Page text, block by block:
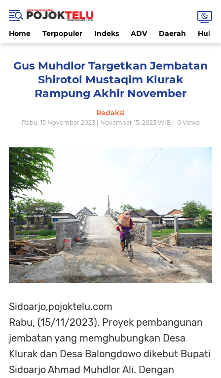
Home Terpopuler Indeks ADV Daerah
Gus Muhdlor Targetkan Jembatan
Shirotol Mustaqim Klurak
Rampung Akhir November
Redaksi
Rabu, 15 November 2023 | November 15, 2023 WIB | 0Views
Sidoarjo,pojoktelu.com
Rabu, (15/11/2023). Proyek pembangunan
jembatan yang memghubungkan Desa
Klurak dan Desa Balongdowo dikebut Bupati
Sidoarjo Ahmad Muhdlor Ali. Dengan